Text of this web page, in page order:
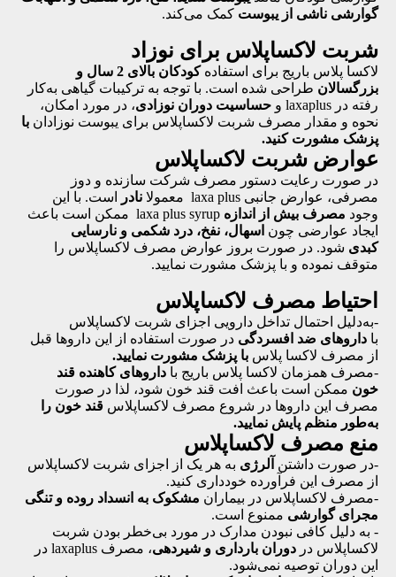
گوارشی ناشی از یبوست کمک می‌کند.
شربت لاکساپلاس برای نوزاد
لاکسا پلاس باریج برای استفاده
کودکان بالای 2 سال و
بزرگسالان طراحی شده است. با توجه به ترکیبات گیاهی به‌کار
رفته در laxaplus و
حساسیت دوران نوزادی، در مورد امکان،
نحوه و مقدار مصرف شربت لاکساپلاس برای یبوست نوزادان با
پزشک مشورت کنید.
عوارض شربت لاکساپلاس
در صورت رعایت دستور مصرف شرکت سازنده و دوز
مصرفی، عوارض جانبی laxa plus معمولا
نادر
است. با این
وجود مصرف بیش از اندازه
laxa plus syrup ممکن است باعث
ایجاد عوارضی چون اسهال، نفخ، درد شکمی و نارسایی
کبدی شود. در صورت بروز عوارض مصرف لاکساپلاس را
متوقف نموده و با پزشک مشورت نمایید.
احتیاط مصرف لاکساپلاس
-به‌دلیل احتمال تداخل دارویی اجزای شربت لاکساپلاس
با داروهای ضد افسردگی در صورت استفاده از این داروها قبل
از مصرف لاکسا پلاس با پزشک مشورت نمایید.
-مصرف همزمان لاکسا پلاس باریج با داروهای کاهنده قند
خون ممکن است باعث افت قند خون شود، لذا در صورت
مصرف این داروها در شروع مصرف لاکساپلاس قند خون را
به‌طور منظم پایش نمایید.
منع مصرف لاکساپلاس
-در صورت داشتن آلرژی به هر یک از اجزای شربت لاکساپلاس
از مصرف این فرآورده خودداری کنید.
-مصرف لاکساپلاس در بیماران مشکوک به انسداد روده و تنگی
مجرای گوارشی ممنوع است.
- به دلیل کافی نبودن مدارک در مورد بی‌خطر بودن شربت
لاکساپلاس در دوران بارداری و شیردهی
، مصرف laxaplus در
این دوران توصیه نمی‌شود.